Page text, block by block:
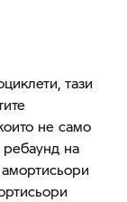
тази
не само
ребаунд на